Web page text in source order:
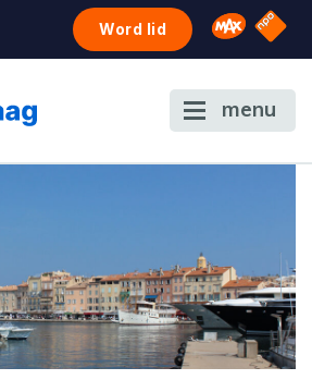
Word lid Omroep
NPO
menu